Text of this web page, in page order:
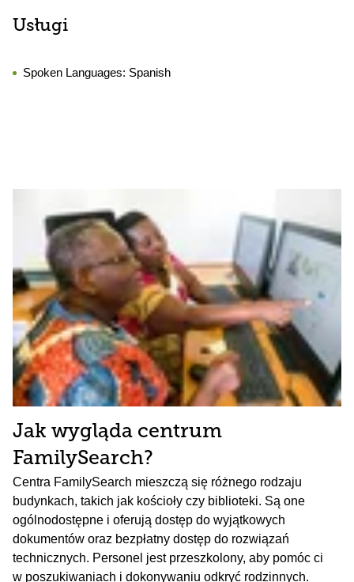
Usługi
Spoken Languages: Spanish
Jak wygląda centrum
FamilySearch?
Centra FamilySearch mieszczą się różnego rodzaju
budynkach, takich jak kościoły czy biblioteki. Są one
ogólnodostępne i oferują dostęp do wyjątkowych
dokumentów oraz bezpłatny dostęp do rozwiązań
technicznych. Personel jest przeszkolony, aby pomóc ci
w poszukiwaniach i dokonywaniu odkryć rodzinnych.